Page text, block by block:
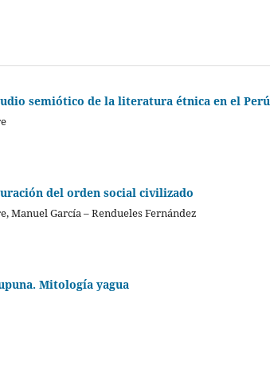
semiótico de la literatura étnica en el Perú
del orden social civilizado
Manuel García – Rendueles Fernández
Mitología yagua